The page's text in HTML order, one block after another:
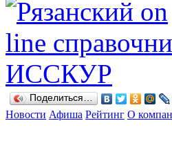
Поделиться…
Новости Афиша Рейтинг О